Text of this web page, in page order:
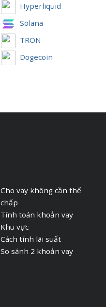
Hyperliquid
Solana
TRON
Dogecoin
Cho vay không cần thế
chấp
Tính toán khoản vay
Khu vực
Cách tính lãi suất
So sánh 2 khoản vay